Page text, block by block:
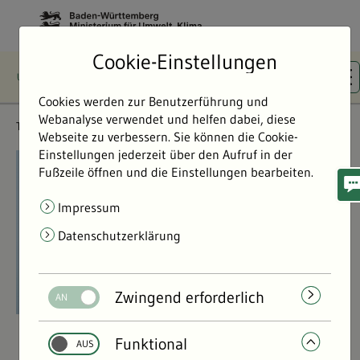
Themen Flächen- & Artenschutz
©
Flächen- & Artenschutz
Cookie-Einstellungen
Cookies werden zur Benutzerführung und
Webanalyse verwendet und helfen dabei, diese
Webseite zu verbessern. Sie können die Cookie-
Einstellungen jederzeit über den Aufruf in der
Fußzeile öffnen und die Einstellungen bearbeiten.
Impressum
Datenschutzerklärung
Zwingend erforderlich
Funktional